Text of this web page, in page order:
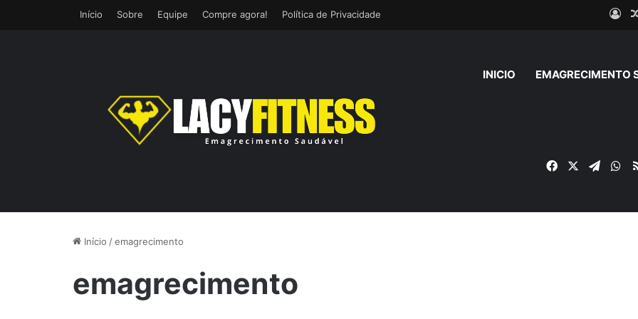
Início Sobre Equipe Compre agora! Política de Privacidade
INICIO EMAGRECIMENTO
Facebook
Início /emagrecimento
emagrecimento